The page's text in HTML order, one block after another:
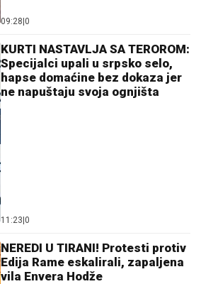
09:28|0
KURTI NASTAVLJA SA TEROROM:
Specijalci upali u srpsko selo,
hapse domaćine bez dokaza jer
ne napuštaju svoja ognjišta
11:23|0
NEREDI U TIRANI! Protesti protiv
Edija Rame eskalirali, zapaljena
vila Envera Hodže